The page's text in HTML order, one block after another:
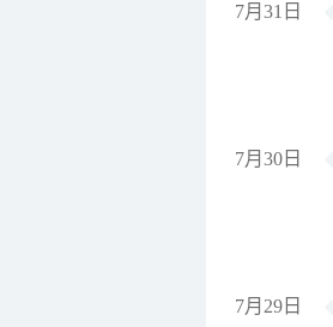
7月31日
7月30日
7月29日